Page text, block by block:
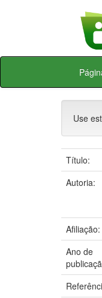
Skip
Use
Título:
Autoria:
Afiliação:
Ano de